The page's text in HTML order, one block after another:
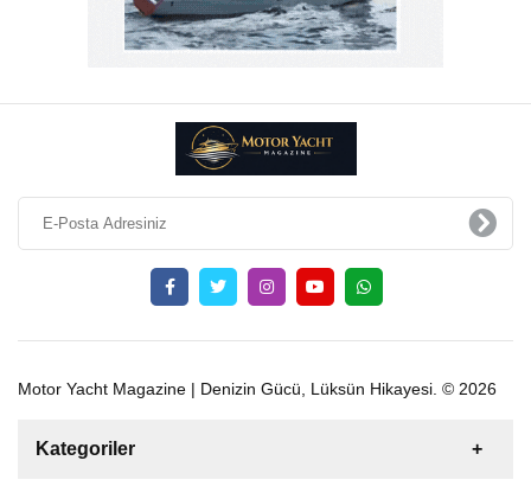
Motor Yacht Magazine | Denizin Gücü, Lüksün Hikayesi. © 2026
Kategoriler